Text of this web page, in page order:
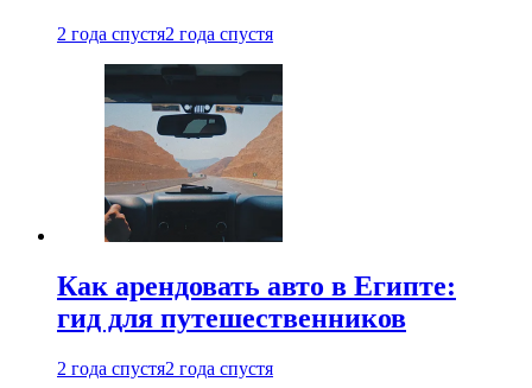
2 года спустя2 года спустя
Как арендовать авто в Египте:
гид для путешественников
2 года спустя2 года спустя